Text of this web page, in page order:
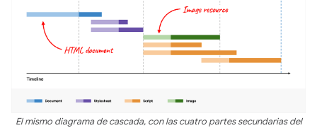
El mismo diagrama de cascada, con las cuatro partes secundarias del